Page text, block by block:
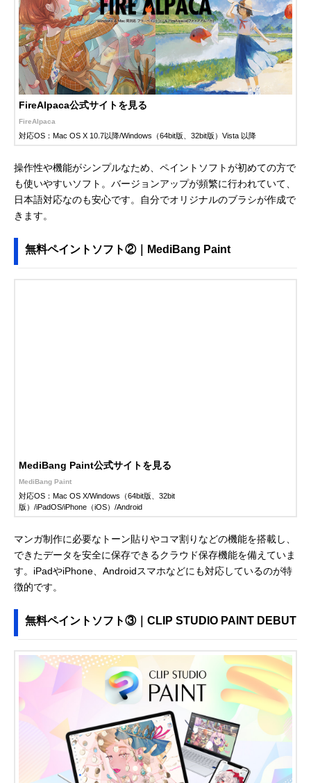
FireAlpaca公式サイトを見る
FireAlpaca
対応OS：Mac OS X 10.7以降/Windows（64bit版、32bit版）Vista 以降
操作性や機能がシンプルなため、ペイントソフトが初めての方で
も使いやすいソフト。バージョンアップが頻繁に行われていて、
日本語対応なのも安心です。自分でオリジナルのブラシが作成で
きます。
無料ペイントソフト②｜MediBang Paint
MediBang Paint公式サイトを見る
MediBang Paint
対応OS：Mac OS X/Windows（64bit版、32bit
版）/iPadOS/iPhone（iOS）/Android
マンガ制作に必要なトーン貼りやコマ割りなどの機能を搭載し、
できたデータを安全に保存できるクラウド保存機能を備えていま
す。iPadやiPhone、Androidスマホなどにも対応しているのが特
徴的です。
無料ペイントソフト③｜CLIP STUDIO PAINT DEBUT